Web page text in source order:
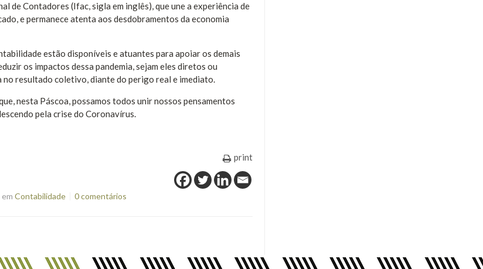
de Contadores (Ifac, sigla em inglês), que une a experiência de
e permanece atenta aos desdobramentos da economia
estão disponíveis e atuantes para apoiar os demais
os impactos dessa pandemia, sejam eles diretos ou
no resultado coletivo, diante do perigo real e imediato.
nesta Páscoa, possamos todos unir nossos pensamentos
pela crise do Coronavírus.
print
em Contabilidade 0 comentários